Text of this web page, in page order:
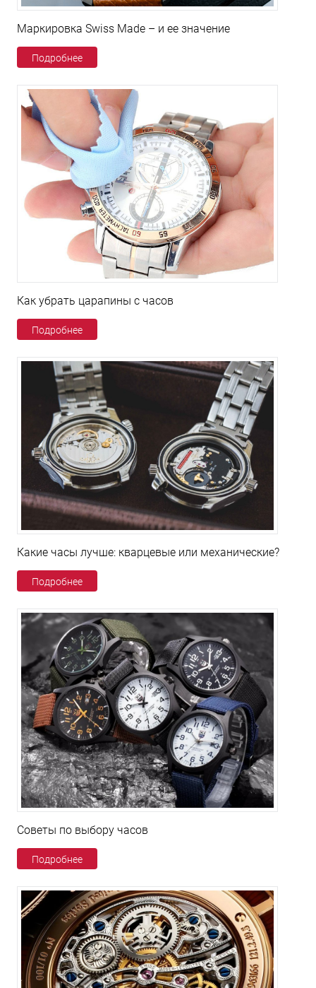
Маркировка Swiss Made – и ее значение
Подробнее
Как убрать царапины с часов
Подробнее
Какие часы лучше: кварцевые или механические?
Подробнее
Советы по выбору часов
Подробнее